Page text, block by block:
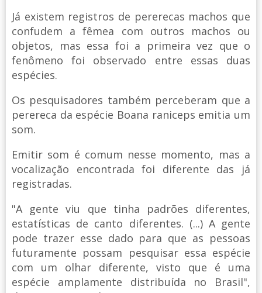
Já existem registros de pererecas machos que
confudem a fêmea com outros machos ou
objetos, mas essa foi a primeira vez que o
fenômeno foi observado entre essas duas
espécies.
Os pesquisadores também perceberam que a
perereca da espécie Boana raniceps emitia um
som.
Emitir som é comum nesse momento, mas a
vocalização encontrada foi diferente das já
registradas.
"A gente viu que tinha padrões diferentes,
estatísticas de canto diferentes. (...) A gente
pode trazer esse dado para que as pessoas
futuramente possam pesquisar essa espécie
com um olhar diferente, visto que é uma
espécie amplamente distribuída no Brasil",